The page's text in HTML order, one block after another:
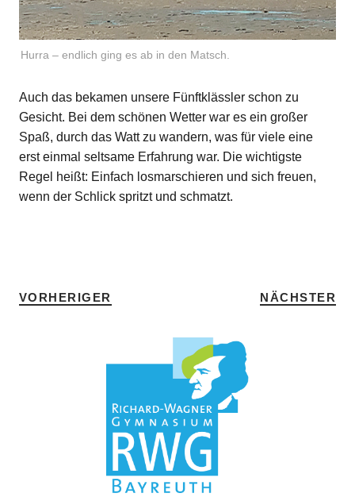
Hurra – endlich ging es ab in den Matsch.
Auch das bekamen unsere Fünftklässler schon zu
Gesicht. Bei dem schönen Wetter war es ein großer
Spaß, durch das Watt zu wandern, was für viele eine
erst einmal seltsame Erfahrung war. Die wichtigste
Regel heißt: Einfach losmarschieren und sich freuen,
wenn der Schlick spritzt und schmatzt.
VORHERIGER NÄCHSTER